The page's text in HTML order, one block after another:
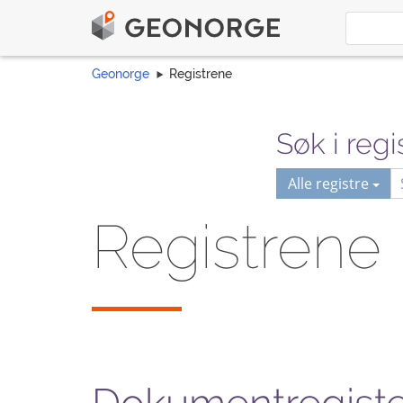
Geonorge Registrene
Søk i
Alle registre
Registrene